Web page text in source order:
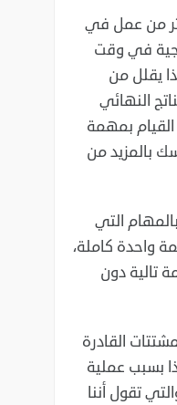
من عمل في
في وقت
‏يقلل من
النهائي
بمهمة
بالمزيد من
التي
واحدة كاملة،
‏تالية دون
القادرة
بسبب عملية
تقول أننا